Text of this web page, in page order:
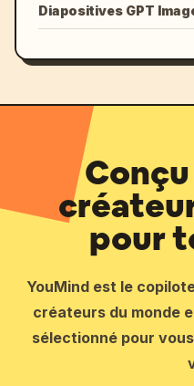
Diapositives GPT
pour
YouMind est le
créateurs du monde
sélectionné pour